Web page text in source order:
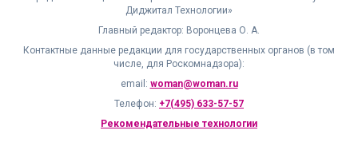
Диджитал Технологии»
Главный редактор: Воронцева О. А.
Контактные данные редакции для государственных органов (в том
числе, для Роскомнадзора):
email: woman@woman.ru
Телефон: +7(495) 633-57-57
Рекомендательные технологии